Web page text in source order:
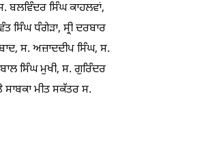
ਬਲਵਿੰਦਰ ਸਿੰਘ ਕਾਹਲਵਾਂ,
ਸਿੰਘ ਧੰਗੇੜਾ, ਸ੍ਰੀ ਦਰਬਾਰ
ਸ. ਅਜ਼ਾਦਦੀਪ ਸਿੰਘ, ਸ.
ਸਿੰਘ ਮੁਖੀ, ਸ. ਗੁਰਿੰਦਰ
ਸਾਬਕਾ ਮੀਤ ਸਕੱਤਰ ਸ.